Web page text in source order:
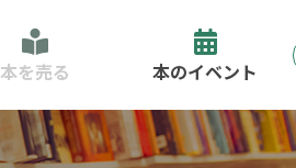
本を売る 本のイベント